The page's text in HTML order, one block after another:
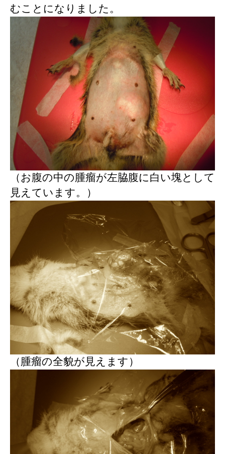
むことになりました。
（お腹の中の腫瘤が左脇腹に白い塊として
見えています。）
（腫瘤の全貌が見えます）